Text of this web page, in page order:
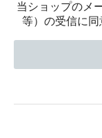
当ショップのメ
等）の受信に